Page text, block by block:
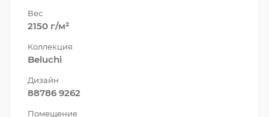
Вес
2150 г/м²
Коллекция
Beluchi
Дизайн
88786 9262
Помещение